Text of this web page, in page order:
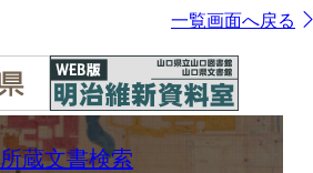
一覧画面へ戻る
所蔵文書検索